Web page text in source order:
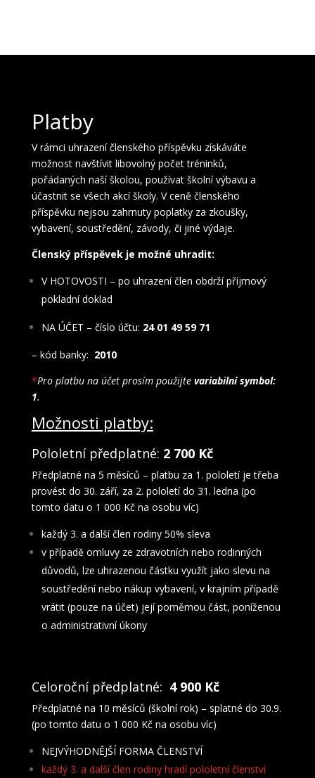
Platby
V rámci uhrazení členského příspěvku získáváte
možnost navštívit libovolný počet tréninků,
pořádaných naší školou, používat školní výbavu a
účastnit se všech akcí školy. V ceně členského
příspěvku nejsou zahrnuty poplatky za zkoušky,
vybavení, soustředění, závody, či jiné výdaje.
Členský příspěvek je možné uhradit:
V HOTOVOSTI – po uhrazení člen obdrží příjmový
pokladní doklad
NA ÚČET – číslo účtu: 24 01 49 59 71
– kód banky: 2010
*Pro platbu na účet prosím použijte variabilní symbol:
1.
Možnosti platby:
Pololetní předplatné: 2 700 Kč
Předplatné na 5 měsíců – platbu za 1. pololetí je třeba
provést do 30. září, za 2. pololetí do 31. ledna (po
tomto datu o 1 000 Kč na osobu víc)
každý 3. a další člen rodiny 50% sleva
v případě omluvy ze zdravotních nebo rodinných
důvodů, lze uhrazenou částku využít jako slevu na
soustředění nebo nákup vybavení, v krajním případě
vrátit (pouze na účet) její poměrnou část, poníženou
o administrativní úkony
Celoroční předplatné: 4 900 Kč
Předplatné na 10 měsíců (školní rok) – splatné do 30.9.
(po tomto datu o 1 000 Kč na osobu víc)
NEJVÝHODNĚJŠÍ FORMA ČLENSTVÍ
každý 3. a další člen rodiny hradí pololetní členství